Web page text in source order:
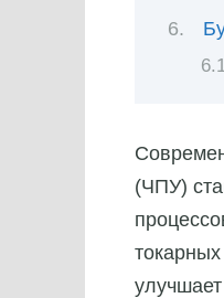
(ЧПУ)